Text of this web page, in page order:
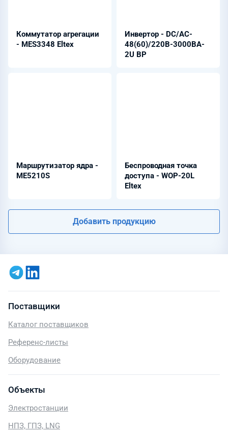
Коммутатор агрегации
- MES3348 Eltex
Инвертор - DC/AC-
48(60)/220B-3000BA-
2U BP
Маршрутизатор ядра -
ME5210S
Беспроводная точка
доступа - WOP-20L
Eltex
Добавить продукцию
Поставщики
Каталог поставщиков
Референс-листы
Оборудование
Объекты
Электростанции
НПЗ, ГПЗ, LNG